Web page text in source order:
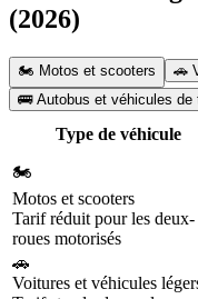
(2026)
🏍️ Motos et scooters
🚌 Autobus et véhicules
Type de véhicule
🏍️
Motos et scooters
Tarif réduit pour les deux-
roues motorisés
🚗
Voitures et véhicules